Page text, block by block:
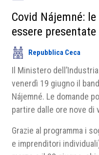
Soci
Partner
Progetti
Area riservata
Covid Nájemné:
essere
Repubblica Ceca
Il Ministero
venerdì 19 giugno il
Nájemné. Le domande
partire dalle ore nove di
Grazie al programma i
e imprenditori